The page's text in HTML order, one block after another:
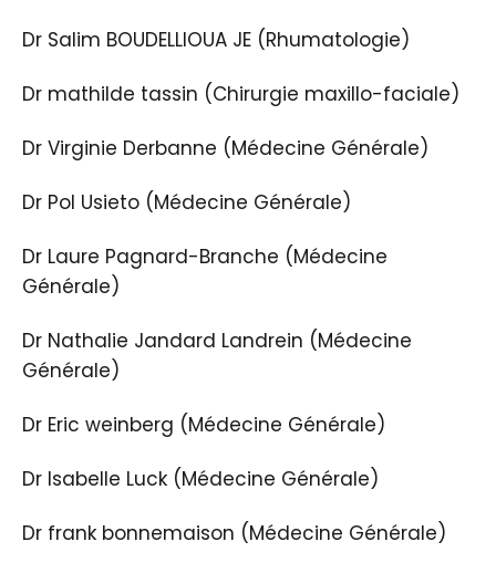
Dr Salim BOUDELLIOUA JE (Rhumatologie)
Dr mathilde tassin (Chirurgie maxillo-faciale)
Dr Virginie Derbanne (Médecine Générale)
Dr Pol Usieto (Médecine Générale)
Dr Laure Pagnard-Branche (Médecine
Générale)
Dr Nathalie Jandard Landrein (Médecine
Générale)
Dr Eric weinberg (Médecine Générale)
Dr Isabelle Luck (Médecine Générale)
Dr frank bonnemaison (Médecine Générale)